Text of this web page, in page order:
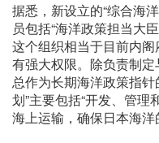
据悉，新设立的“综合海
员包括“海洋政策担当大
这个组织相当于目前内阁
有强大权限。除负责制
总作为长期海洋政策指针
划”主要包括“开发、管
海上运输，确保日本海洋